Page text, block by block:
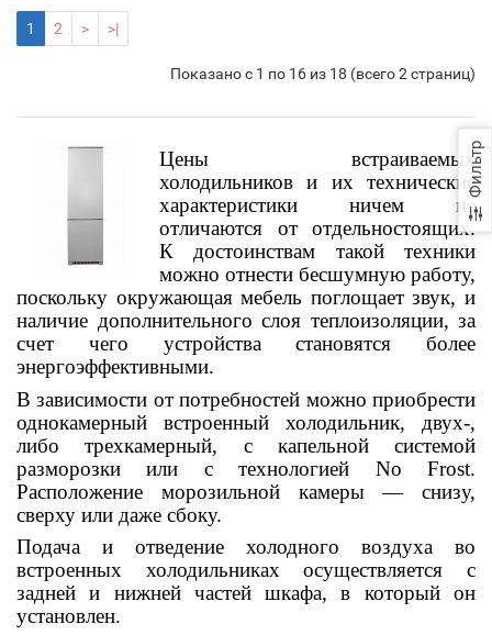
Фильтр
1 2 > >|
Показано с 1 по 16 из 18 (всего 2 страниц)
Цены встраиваемых
холодильников и их технические
характеристики ничем не
отличаются от отдельностоящих.
К достоинствам такой техники
можно отнести бесшумную работу,
поскольку окружающая мебель поглощает звук, и
наличие дополнительного слоя теплоизоляции, за
счет чего устройства становятся более
энергоэффективными.
В зависимости от потребностей можно приобрести
однокамерный встроенный холодильник, двух-,
либо трехкамерный, с капельной системой
разморозки или с технологией No Frost.
Расположение морозильной камеры — снизу,
сверху или даже сбоку.
Подача и отведение холодного воздуха во
встроенных холодильниках осуществляется с
задней и нижней частей шкафа, в который он
установлен.